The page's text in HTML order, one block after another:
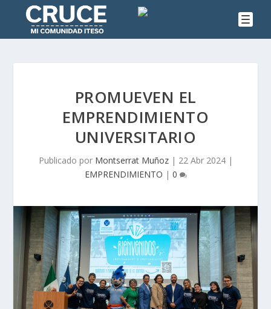
PROMUEVEN EL
EMPRENDIMIENTO
UNIVERSITARIO
Publicado por Montserrat Muñoz| 22 Abr 2024|
EMPRENDIMIENTO | 0